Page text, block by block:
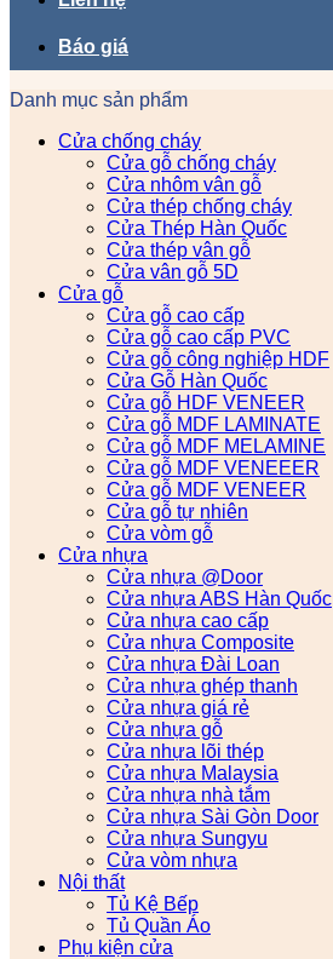
Báo giá
Danh mục sản phẩm
Cửa chống cháy
Cửa gỗ chống cháy
Cửa nhôm vân gỗ
Cửa thép chống cháy
Cửa Thép Hàn Quốc
Cửa thép vân gỗ
Cửa vân gỗ 5D
Cửa gỗ
Cửa gỗ cao cấp
Cửa gỗ cao cấp PVC
Cửa gỗ công nghiệp HDF
Cửa Gỗ Hàn Quốc
Cửa gỗ HDF VENEER
Cửa gỗ MDF LAMINATE
Cửa gỗ MDF MELAMINE
Cửa gỗ MDF VENEEER
Cửa gỗ MDF VENEER
Cửa gỗ tự nhiên
Cửa vòm gỗ
Cửa nhựa
Cửa nhựa @Door
Cửa nhựa ABS Hàn Quốc
Cửa nhựa cao cấp
Cửa nhựa Composite
Cửa nhựa Đài Loan
Cửa nhựa ghép thanh
Cửa nhựa giá rẻ
Cửa nhựa gỗ
Cửa nhựa lõi thép
Cửa nhựa Malaysia
Cửa nhựa nhà tắm
Cửa nhựa Sài Gòn Door
Cửa nhựa Sungyu
Cửa vòm nhựa
Nội thất
Tủ Kệ Bếp
Tủ Quần Áo
Phụ kiện cửa